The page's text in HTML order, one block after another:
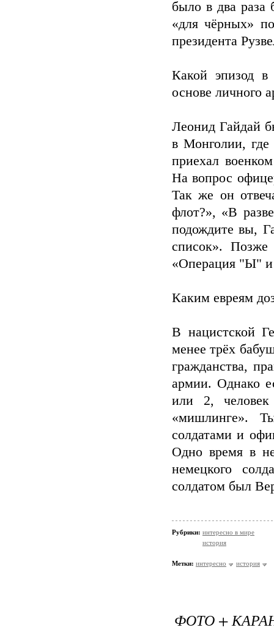
было в два раза
«для чёрных»
президента
Какой эпизод
основе личного
Леонид Гайдай
в Монголии,
приехал
На вопрос
Так же он
флот?», «В
подождите вы,
список». Позже
«Операция "Ы" и
Каким евреям
В нацистской
менее трёх
гражданства,
армии. Однако
или 2, человек
«мишлинге».
солдатами и
Одно время в
немецкого
солдатом был
Рубрики: интересно в мире
история
Метки: интересно история
ФОТО +